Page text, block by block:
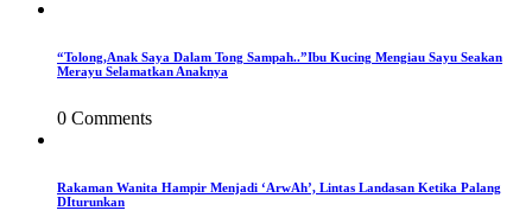
“Tolong,Anak Saya Dalam Tong Sampah..”Ibu Kucing Mengiau Sayu Seakan
Merayu Selamatkan Anaknya
0 Comments
Rakaman Wanita Hampir Menjadi ‘ArwAh’, Lintas Landasan Ketika Palang
DIturunkan